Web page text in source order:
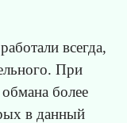
всегда,
При
более
в данный